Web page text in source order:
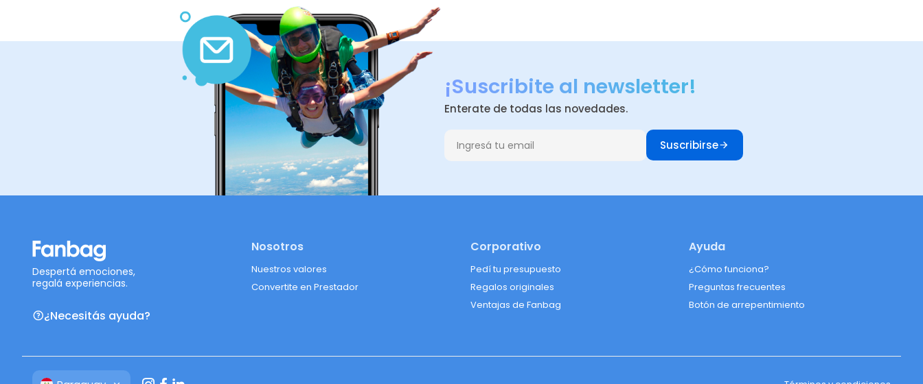
¡Suscribite al newsletter!
Enterate de todas las novedades.
Suscribirse
Despertá emociones,
regalá experiencias.
¿Necesitás ayuda?
Nosotros
Nuestros valores
Convertite en Prestador
Corporativo
Pedí tu presupuesto
Regalos originales
Ventajas de Fanbag
Ayuda
¿Cómo funciona?
Preguntas frecuentes
Botón de arrepentimiento